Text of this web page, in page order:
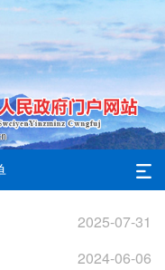
2025-07-31
2024-06-06